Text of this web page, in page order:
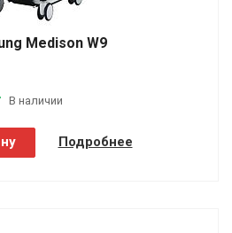
Medison W9
В наличии
Подробнее